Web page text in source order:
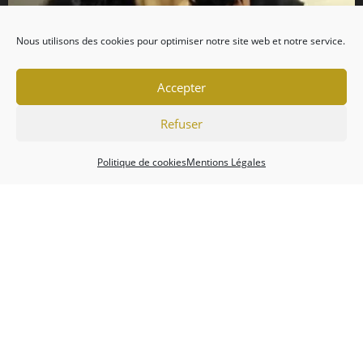
Nous utilisons des cookies pour optimiser notre site web et notre service.
Accepter
Refuser
Politique de cookiesMentions Légales